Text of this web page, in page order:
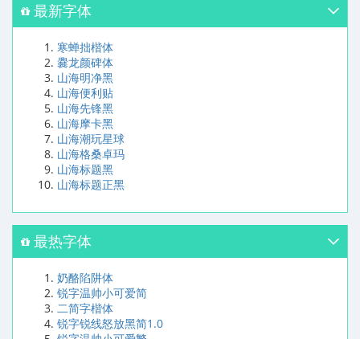
最新字体
寒蝉拙楷体
爨龙颜碑体
山海明净黑
山海便利贴
山海先锋黑
山海摩卡黑
山海潮玩星球
山海格桑卓玛
山海标题黑
山海标题正黑
最热字体
奶酪陷阱体
锐字温帅小可爱简
二简字楷体
锐字锐线怒放黑简1.0